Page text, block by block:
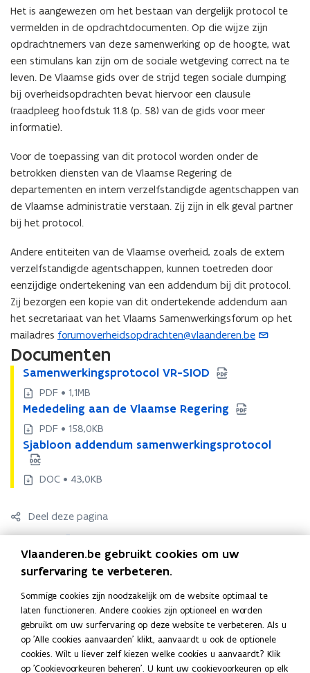
b
i
j
o
v
e
r
h
e
d
s
o
p
d
a
c
t
e
n
g
b
j
o
v
e
r
h
i
d
s
o
p
d
a
c
h
t
e
Het is aangewezen om het bestaan van dergelijk protocol te
vermelden in de opdrachtdocumenten. Op die wijze zijn
opdrachtnemers van deze samenwerking op de hoogte, wat
een stimulans kan zijn om de sociale wetgeving correct na te
leven. De Vlaamse gids over de strijd tegen sociale dumping
bij overheidsopdrachten bevat hiervoor een clausule
(raadpleeg hoofdstuk 11.8 (p. 58) van de gids voor meer
informatie).
Voor de toepassing van dit protocol worden onder de
betrokken diensten van de Vlaamse Regering de
departementen en intern verzelfstandigde agentschappen van
de Vlaamse administratie verstaan. Zij zijn in elk geval partner
bij het protocol.
Andere entiteiten van de Vlaamse overheid, zoals de extern
verzelfstandigde agentschappen, kunnen toetreden door
eenzijdige ondertekening van een addendum bij dit protocol.
Zij bezorgen een kopie van dit ondertekende addendum aan
het secretariaat van het Vlaams Samenwerkingsforum op het
mailadres forumoverheidsopdrachten@vlaanderen.be
(
o
p
n
n
w
-
m
a
i
a
p
p
l
i
Documenten
S
a
m
e
n
w
r
k
g
p
r
o
t
o
c
o
Samenwerkingsprotocol VR-SIOD
S
a
m
e
n
w
r
k
n
g
p
r
o
t
o
c
o
PDF • 1,1MB
M
e
d
e
e
g
a
a
d
e
V
l
a
a
Mededeling aan de Vlaamse Regering
M
e
d
e
e
n
g
a
a
d
e
V
l
a
a
PDF • 158,0KB
S
a
b
o
a
d
e
d
u
Sjabloon addendum samenwerkingsprotocol
S
a
b
o
o
a
d
d
e
n
d
u
m
DOC • 43,0KB
Deel deze pagina
F
L
i
n
d
i
n
K
o
p
e
e
r
l
Vragen? Nieuws ontvangen?
Heb je vragen over onze dienstverlening? Contacteer dan
Facilipunt.
Vlaanderen.be gebruikt cookies om uw
surfervaring te verbeteren.
Sommige cookies zijn noodzakelijk om de website optimaal te
laten functioneren. Andere cookies zijn optioneel en worden
gebruikt om uw surfervaring op deze website te verbeteren. Als u
op 'Alle cookies aanvaarden' klikt, aanvaardt u ook de optionele
cookies. Wilt u liever zelf kiezen welke cookies u aanvaardt? Klik
op 'Cookievoorkeuren beheren'. U kunt uw cookievoorkeuren op elk